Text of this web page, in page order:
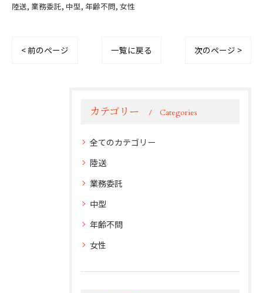
陸送 業務委託 中型 年齢不問 女性
< 前のページ 一覧に戻る 次のページ >
カテゴリー Categories
全てのカテゴリー
陸送
業務委託
中型
年齢不問
女性